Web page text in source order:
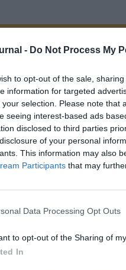
- Do Not Process My
to opt-out of the sale,
information for targeted
your selection. Please note that
seeing interest-based ads
disclosed to third parties
of your personal
This information may also
Participants that may
Data Processing Opt Outs
to opt-out of the Sharing of
In
avez apprécié l’article ?
NOUS SOUTENIR
FacebookTwitter